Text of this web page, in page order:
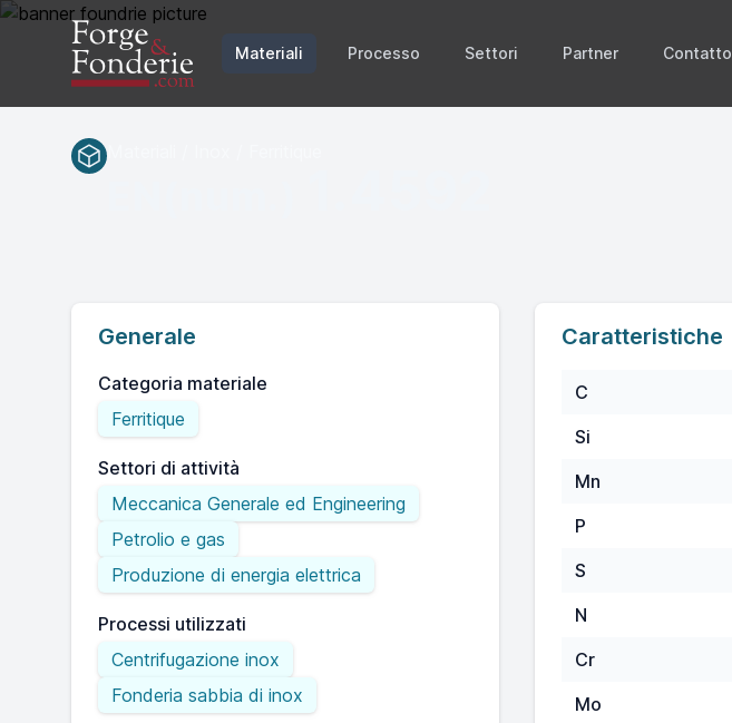
Materiali Processo Settori Partner Contatto
Generale
Categoria materiale
Ferritique
Settori di attività
Meccanica Generale ed Engineering
Petrolio e gas
Produzione di energia elettrica
Processi utilizzati
Centrifugazione inox
Fonderia sabbia di inox
Caratteristiche
C
Si
Mn
P
S
N
Cr
Mo